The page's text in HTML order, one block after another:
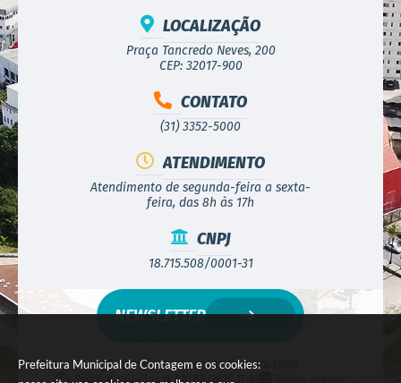
Prefeitura Municipal de Contagem e os cookies:
LOCALIZAÇÃO
Praça Tancredo Neves, 200
CEP: 32017-900
CONTATO
(31) 3352-5000
ATENDIMENTO
Atendimento de segunda-feira a sexta-
feira, das 8h às 17h
CNPJ
18.715.508/0001-31
Versão do Sistema:3.5.3 - 19/06/2026
Portal atualizado em:
08/08/2026 17:52
NEWSLETTER